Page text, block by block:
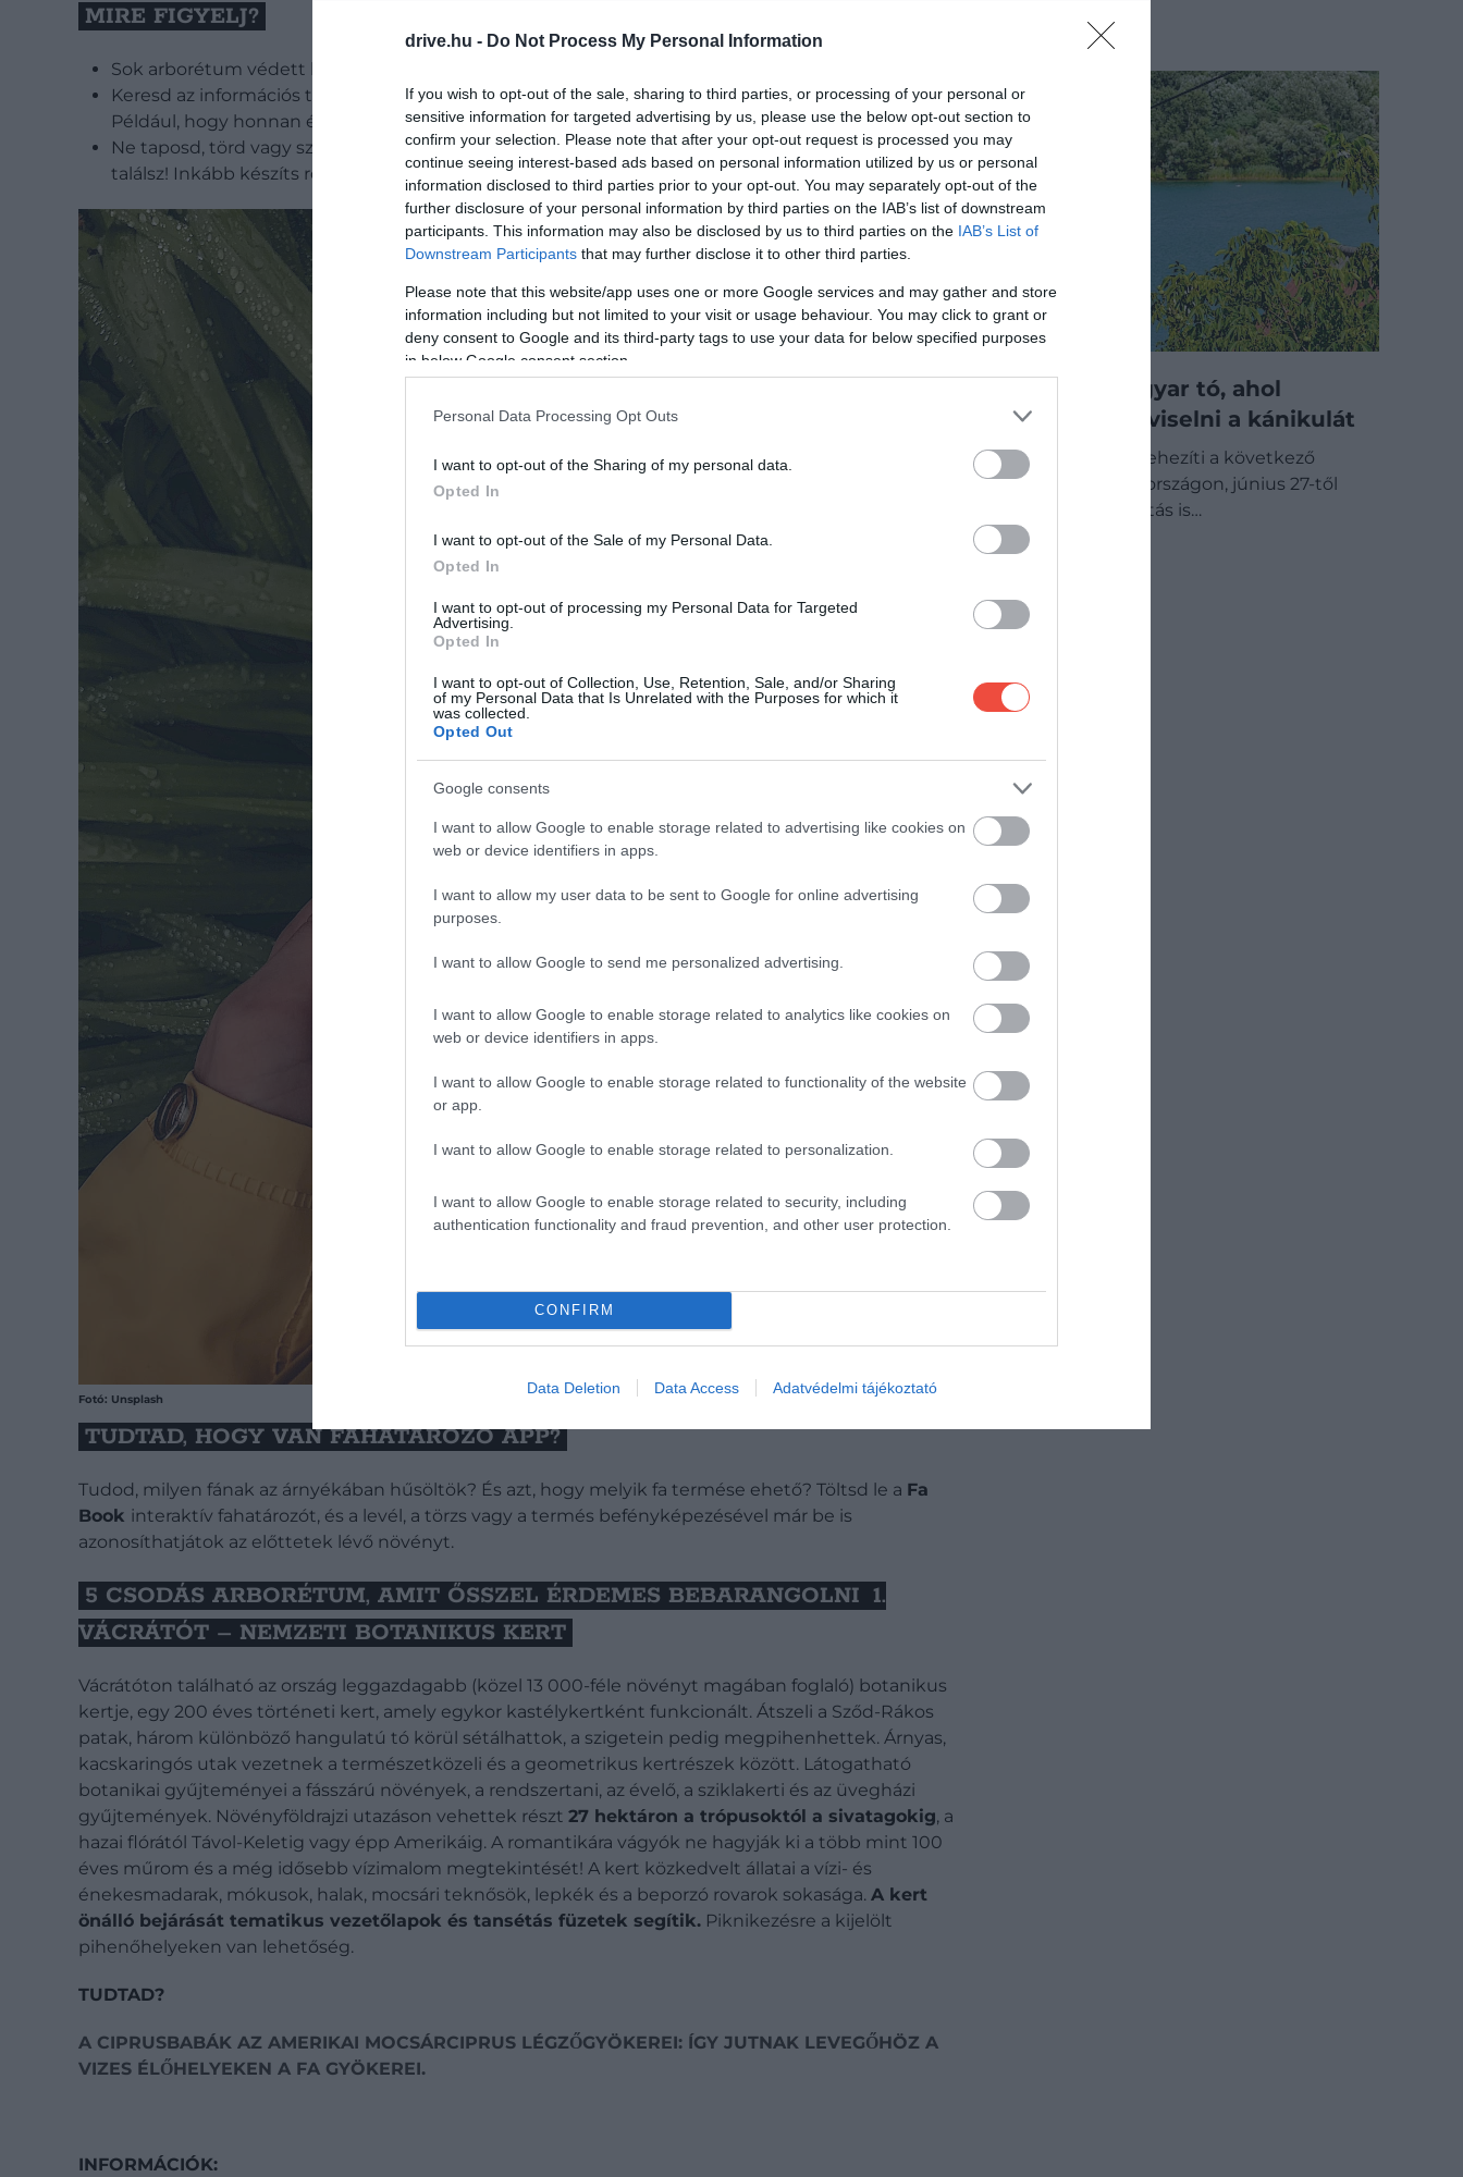
drive.hu - Do Not Process My Personal Information
If you wish to opt-out of the sale, sharing to third parties, or processing of your personal or
sensitive information for targeted advertising by us, please use the below opt-out section to
confirm your selection. Please note that after your opt-out request is processed you may
continue seeing interest-based ads based on personal information utilized by us or personal
information disclosed to third parties prior to your opt-out. You may separately opt-out of the
further disclosure of your personal information by third parties on the IAB’s list of downstream
participants. This information may also be disclosed by us to third parties on the IAB’s List of
Downstream Participants that may further disclose it to other third parties.
Please note that this website/app uses one or more Google services and may gather and store
information including but not limited to your visit or usage behaviour. You may click to grant or
deny consent to Google and its third-party tags to use your data for below specified purposes
in below Google consent section.
Personal Data Processing Opt Outs
I want to opt-out of the Sharing of my personal data.
Opted In
I want to opt-out of the Sale of my Personal Data.
Opted In
I want to opt-out of processing my Personal Data for Targeted
Advertising.
Opted In
I want to opt-out of Collection, Use, Retention, Sale, and/or Sharing
of my Personal Data that Is Unrelated with the Purposes for which it
was collected.
Opted Out
Google consents
I want to allow Google to enable storage related to advertising like cookies on
web or device identifiers in apps.
I want to allow my user data to be sent to Google for online advertising
purposes.
I want to allow Google to send me personalized advertising.
I want to allow Google to enable storage related to analytics like cookies on
web or device identifiers in apps.
I want to allow Google to enable storage related to functionality of the website
or app.
I want to allow Google to enable storage related to personalization.
I want to allow Google to enable storage related to security, including
authentication functionality and fraud prevention, and other user protection.
CONFIRM
Data Deletion Data Access Adatvédelmi tájékoztató
MIRE FIGYELJ?
Sok arborétum védett környezetben van, ezért ne térj le a kijelölt ösvényről!
Keresd az információs táblákat, melyekről sok érdekességet tudhatsz meg a park lakóiról!
Például, hogy honnan érkeztek, milyen idősek, hol érzik jól magukat.
Ne taposd, törd vagy szakítsd le az itt élő növényeket, még akkor se, ha valami nagyon szépet
találsz! Inkább készíts róla fényképet!
Fotó: Unsplash
TUDTAD, HOGY VAN FAHATÁROZÓ APP?
Tudod, milyen fának az árnyékában hűsöltök? És azt, hogy melyik fa termése ehető? Töltsd le a Fa
Book interaktív fahatározót, és a levél, a törzs vagy a termés befényképezésével már be is
azonosíthatjátok az előttetek lévő növényt.
5 CSODÁS ARBORÉTUM, AMIT ŐSSZEL ÉRDEMES BEBARANGOLNI 1.
VÁCRÁTÓT – NEMZETI BOTANIKUS KERT
Vácrátóton található az ország leggazdagabb (közel 13 000-féle növényt magában foglaló) botanikus
kertje, egy 200 éves történeti kert, amely egykor kastélykertként funkcionált. Átszeli a Sződ-Rákos
patak, három különböző hangulatú tó körül sétálhattok, a szigetein pedig megpihenhettek. Árnyas,
kacskaringós utak vezetnek a természetközeli és a geometrikus kertrészek között. Látogatható
botanikai gyűjteményei a fásszárú növények, a rendszertani, az évelő, a sziklakerti és az üvegházi
gyűjtemények. Növényföldrajzi utazáson vehettek részt 27 hektáron a trópusoktól a sivatagokig, a
hazai flórától Távol-Keletig vagy épp Amerikáig. A romantikára vágyók ne hagyják ki a több mint 100
éves műrom és a még idősebb vízimalom megtekintését! A kert közkedvelt állatai a vízi- és
énekesmadarak, mókusok, halak, mocsári teknősök, lepkék és a beporzó rovarok sokasága. A kert
önálló bejárását tematikus vezetőlapok és tansétás füzetek segítik. Piknikezésre a kijelölt
pihenőhelyeken van lehetőség.
TUDTAD?
A CIPRUSBABÁK AZ AMERIKAI MOCSÁRCIPRUS LÉGZŐGYÖKEREI: ÍGY JUTNAK LEVEGŐHÖZ A
VIZES ÉLŐHELYEKEN A FA GYÖKEREI.
INFORMÁCIÓK:
5 hűsítő magyar tó, ahol
könnyebb elviselni a kánikulát
Erős hőhullám nehezíti a következő
napokat Magyarországon, június 27-től
vörös hőségriasztás is…
BELFÖLD